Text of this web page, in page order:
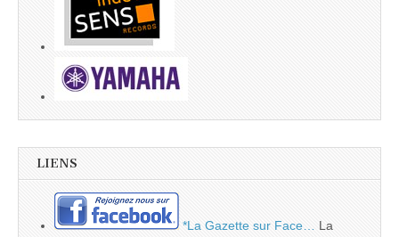
LIENS
*La Gazette sur Face… La